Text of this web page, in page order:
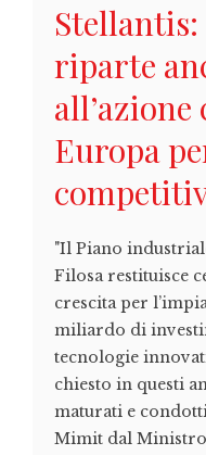
riparte
Europa
"Il Piano
Filosa restituisce
crescita per
miliardo di
tecnologie
chiesto in questi
maturati e
Mimit dal